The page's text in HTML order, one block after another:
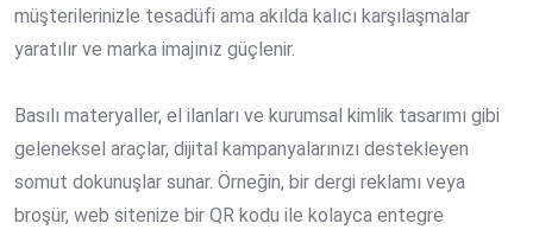
müşterilerinizle tesadüfi ama akılda kalıcı karşılaşmalar
yaratılır ve marka imajınız güçlenir.
Basılı materyaller, el ilanları ve kurumsal kimlik tasarımı gibi
geleneksel araçlar, dijital kampanyalarınızı destekleyen
somut dokunuşlar sunar. Örneğin, bir dergi reklamı veya
broşür, web sitenize bir QR kodu ile kolayca entegre